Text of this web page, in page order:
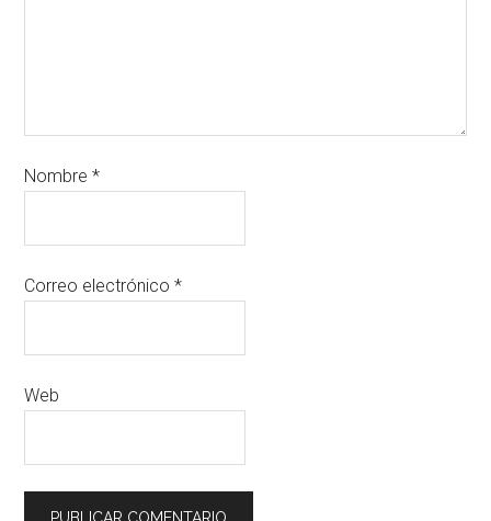
Nombre*
Correo electrónico*
Web